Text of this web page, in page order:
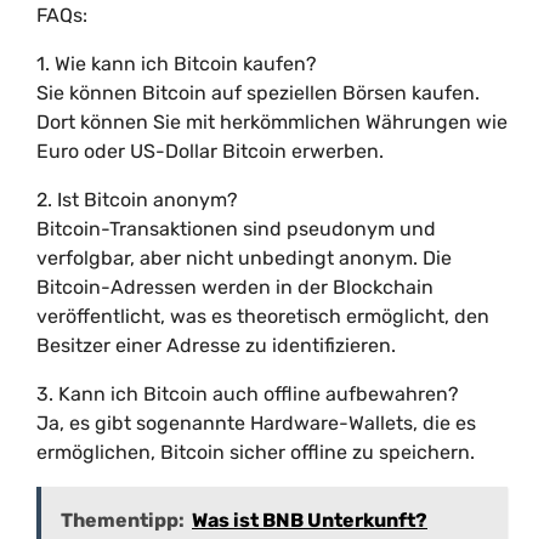
FAQs:
1. Wie kann ich Bitcoin kaufen?
Sie können Bitcoin auf speziellen Börsen kaufen.
Dort können Sie mit herkömmlichen Währungen wie
Euro oder US-Dollar Bitcoin erwerben.
2. Ist Bitcoin anonym?
Bitcoin-Transaktionen sind pseudonym und
verfolgbar, aber nicht unbedingt anonym. Die
Bitcoin-Adressen werden in der Blockchain
veröffentlicht, was es theoretisch ermöglicht, den
Besitzer einer Adresse zu identifizieren.
3. Kann ich Bitcoin auch offline aufbewahren?
Ja, es gibt sogenannte Hardware-Wallets, die es
ermöglichen, Bitcoin sicher offline zu speichern.
Thementipp: Was ist BNB Unterkunft?